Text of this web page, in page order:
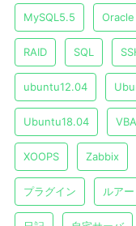
MySQL5.5 Oracle
RAID SQL
ubuntu12.04
Ubuntu18.04 VBA
XOOPS Zabbix
プラグイン ルアー